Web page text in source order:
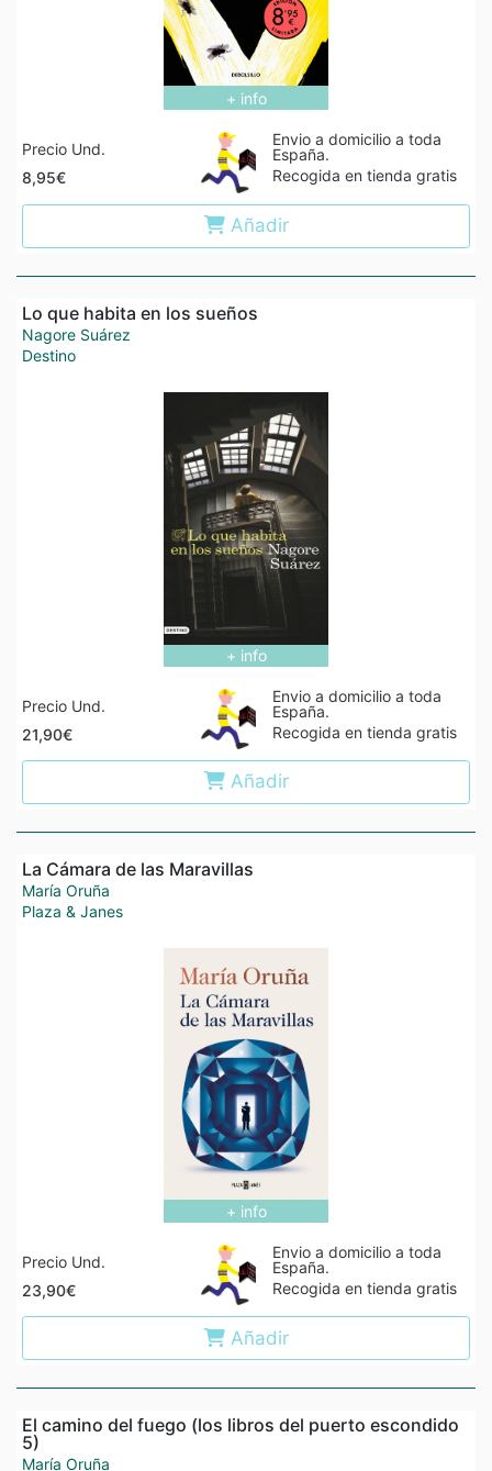
+ info
Precio Und.
8,95€
Envio a domicilio a toda
España.
Recogida en tienda gratis
Añadir
Lo que habita en los sueños
Nagore Suárez
Destino
+ info
Precio Und.
21,90€
Envio a domicilio a toda
España.
Recogida en tienda gratis
Añadir
La Cámara de las Maravillas
María Oruña
Plaza & Janes
+ info
Precio Und.
23,90€
Envio a domicilio a toda
España.
Recogida en tienda gratis
Añadir
El camino del fuego (los libros del puerto escondido
5)
María Oruña